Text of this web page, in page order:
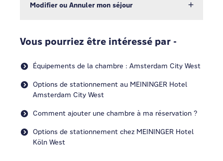
Modifier ou Annuler mon séjour
Vous pourriez être intéressé par -
Équipements de la chambre : Amsterdam City West
Options de stationnement au MEININGER Hotel
Amsterdam City West
Comment ajouter une chambre à ma réservation ?
Options de stationnement chez MEININGER Hotel
Köln West